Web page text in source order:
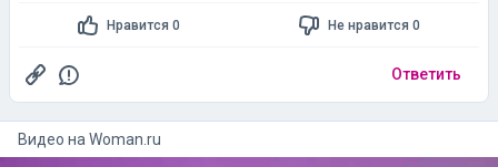
Нравится 0 Не нравится 0
Ответить
Видео на woman.ru